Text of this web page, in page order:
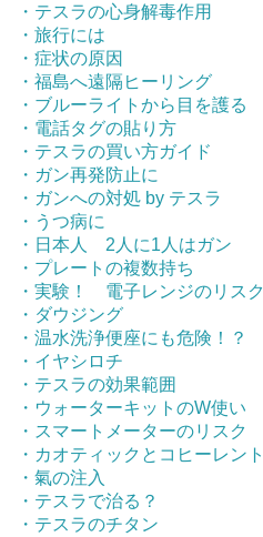
・テスラの心身解毒作用
・旅行には
・症状の原因
・福島へ遠隔ヒーリング
・ブルーライトから目を護る
・電話タグの貼り方
・テスラの買い方ガイド
・ガン再発防止に
・ガンへの対処 by テスラ
・うつ病に
・日本人 2人に1人はガン
・プレートの複数持ち
・実験！ 電子レンジのリスク
・ダウジング
・温水洗浄便座にも危険！？
・イヤシロチ
・テスラの効果範囲
・ウォーターキットのW使い
・スマートメーターのリスク
・カオティックとコヒーレント
・氣の注入
・テスラで治る？
・テスラのチタン